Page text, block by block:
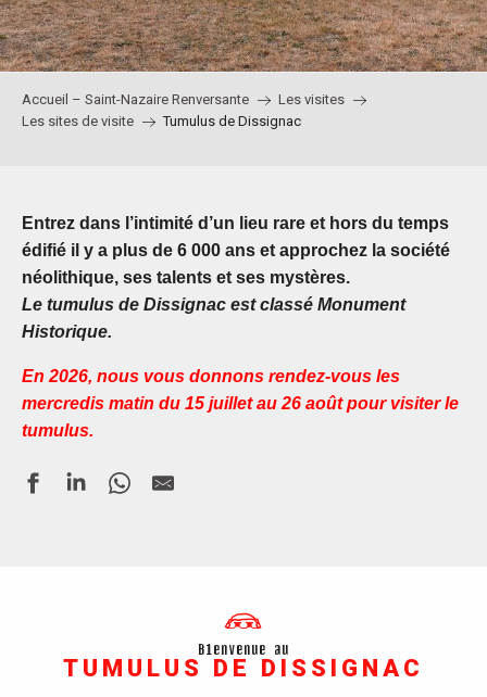
Accueil – Saint-Nazaire Renversante
Les visites
Les sites de visite
Tumulus de Dissignac
Entrez dans l’intimité d’un lieu rare et hors du temps
édifié il y a plus de 6 000 ans et approchez la société
néolithique, ses talents et ses mystères.
Le tumulus de Dissignac est classé Monument
Historique.
En 2026, nous vous donnons rendez-vous les
mercredis matin du 15 juillet au 26 août pour visiter le
tumulus.
Bienvenue au
TUMULUS DE DISSIGNAC